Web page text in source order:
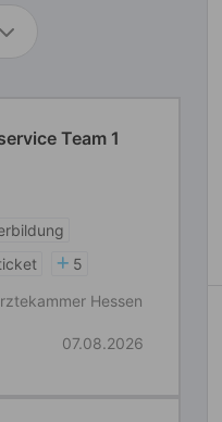
Team 1
5
Hessen
07.08.2026